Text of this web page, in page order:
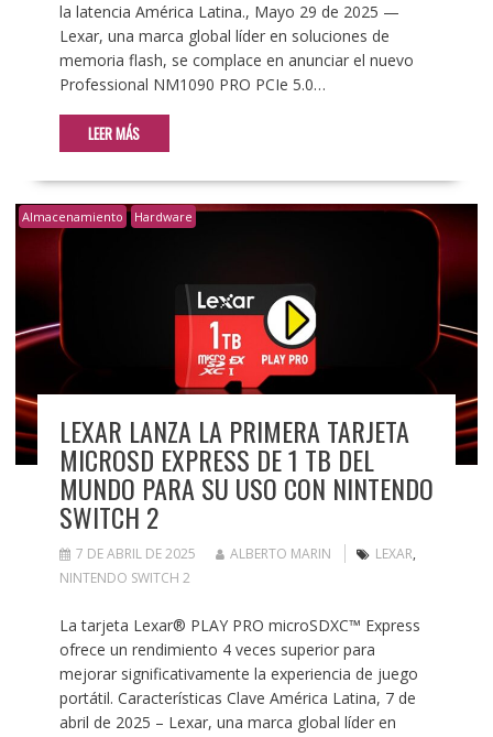
la latencia América Latina., Mayo 29 de 2025 —
Lexar, una marca global líder en soluciones de
memoria flash, se complace en anunciar el nuevo
Professional NM1090 PRO PCIe 5.0…
LEER MÁS
Almacenamiento Hardware
LEXAR LANZA LA PRIMERA TARJETA
MICROSD EXPRESS DE 1 TB DEL
MUNDO PARA SU USO CON NINTENDO
SWITCH 2
7 DE ABRIL DE 2025 ALBERTO MARIN LEXAR,
NINTENDO SWITCH 2
La tarjeta Lexar® PLAY PRO microSDXC™ Express
ofrece un rendimiento 4 veces superior para
mejorar significativamente la experiencia de juego
portátil. Características Clave América Latina, 7 de
abril de 2025 – Lexar, una marca global líder en